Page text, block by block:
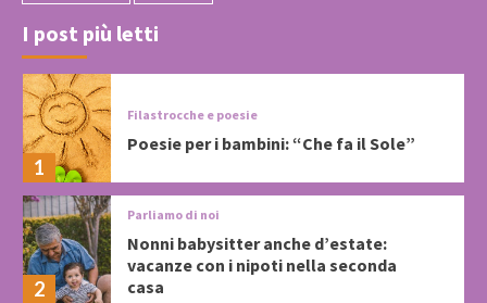
I post più letti
1
Filastrocche e poesie
Poesie per i bambini: “Che fa il Sole”
2
Parliamo di noi
Nonni babysitter anche d’estate:
vacanze con i nipoti nella seconda
casa